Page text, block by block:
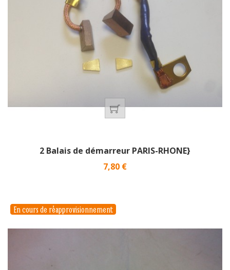
2 Balais de démarreur PARIS-RHONE}
Prix
7,80 €
En cours de réapprovisionnement